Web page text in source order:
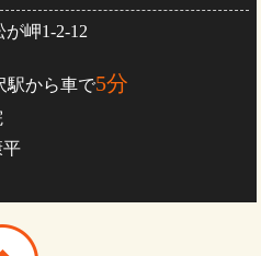
岬1-2-12
駅から車で5分